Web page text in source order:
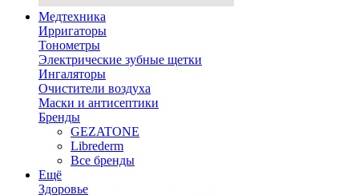
Медтехника
Ирригаторы
Тонометры
Электрические зубные щетки
Ингаляторы
Очистители воздуха
Маски и антисептики
Бренды
GEZATONE
Librederm
Все бренды
Ещё
Здоровье